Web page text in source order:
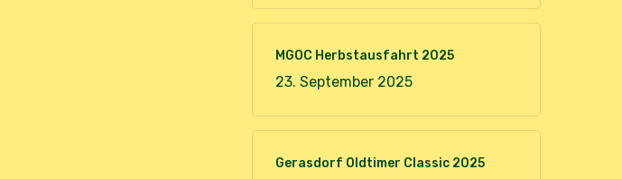
MGOC Herbstausfahrt 2025
23. September 2025
Gerasdorf Oldtimer Classic 2025